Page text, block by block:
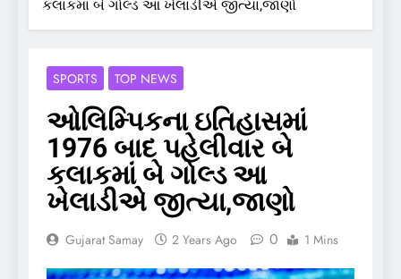
કલાકમાં બે ગોલ્ડ આ ખેલાડીએ જીત્યા,જાણો
SPORTS TOP NEWS
ઓલિમ્પિકના ઇતિહાસમાં
1976 બાદ પહેલીવાર બે
કલાકમાં બે ગોલ્ડ આ
ખેલાડીએ જીત્યા,જાણો
Gujarat Samay 2 Years Ago 0 1 Mins